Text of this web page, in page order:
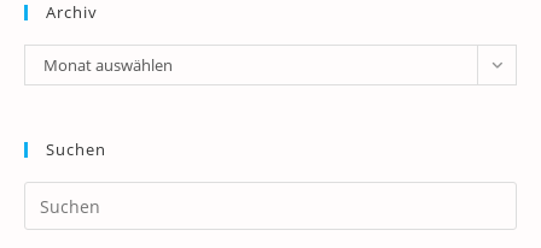
Archiv
Archiv
Monat auswählen
Suchen